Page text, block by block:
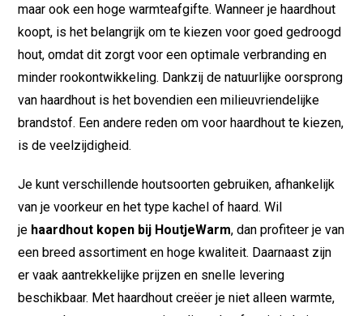
maar ook een hoge warmteafgifte. Wanneer je haardhout
koopt, is het belangrijk om te kiezen voor goed gedroogd
hout, omdat dit zorgt voor een optimale verbranding en
minder rookontwikkeling. Dankzij de natuurlijke oorsprong
van haardhout is het bovendien een milieuvriendelijke
brandstof. Een andere reden om voor haardhout te kiezen,
is de veelzijdigheid.
Je kunt verschillende houtsoorten gebruiken, afhankelijk
van je voorkeur en het type kachel of haard. Wil
je haardhout kopen bij HoutjeWarm, dan profiteer je van
een breed assortiment en hoge kwaliteit. Daarnaast zijn
er vaak aantrekkelijke prijzen en snelle levering
beschikbaar. Met haardhout creëer je niet alleen warmte,